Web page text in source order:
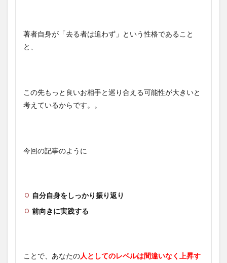
著者自身が「去る者は追わず」という性格であること
と、
この先もっと良いお相手と巡り合える可能性が大きいと
考えているからです。。
今回の記事のように
自分自身をしっかり振り返り
前向きに実践する
ことで、あなたの人としてのレベルは間違いなく上昇す